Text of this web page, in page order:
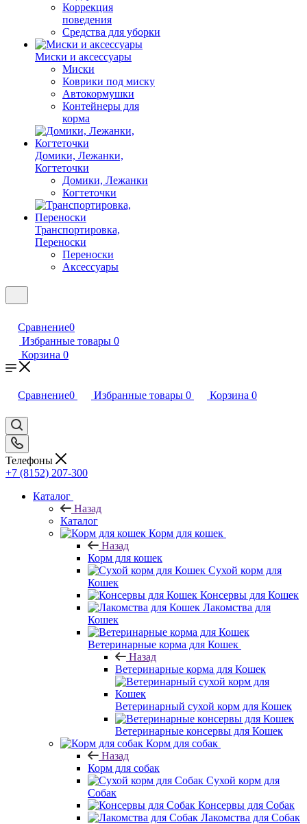
Коррекция
поведения
Средства для уборки
Миски и аксессуары
Миски
Коврики под миску
Автокормушки
Контейнеры для
корма
Домики, Лежанки,
Когтеточки
Домики, Лежанки
Когтеточки
Транспортировка,
Переноски
Переноски
Аксессуары
Сравнение0
Избранные товары 0
Корзина 0
Сравнение0 Избранные товары 0 Корзина 0
Телефоны
+7 (8152) 207-300
Каталог
Назад
Каталог
Корм для кошек
Назад
Корм для кошек
Сухой корм для
Кошек
Консервы для Кошек
Лакомства для
Кошек
Ветеринарные корма для Кошек
Назад
Ветеринарные корма для Кошек
Ветеринарный сухой корм для Кошек
Ветеринарные консервы для Кошек
Корм для собак
Назад
Корм для собак
Сухой корм для
Собак
Консервы для Собак
Лакомства для Собак